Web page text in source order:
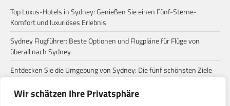
Wir schätzen Ihre Privatsphäre
Top Luxus-Hotels in Sydney: Genießen Sie einen Fünf-Sterne-
Komfort und luxuriöses Erlebnis
Sydney Flugführer: Beste Optionen und Flugpläne für Flüge von
überall nach Sydney
Entdecken Sie die Umgebung von Sydney: Die fünf schönsten Ziele
für einen Tagesausflug
Zum ersten Mal in Sydney? Diese häufigen Missverständnisse